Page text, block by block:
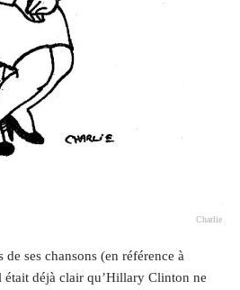
Charlie
ses chansons (en référence à
était déjà clair qu’Hillary Clinton ne